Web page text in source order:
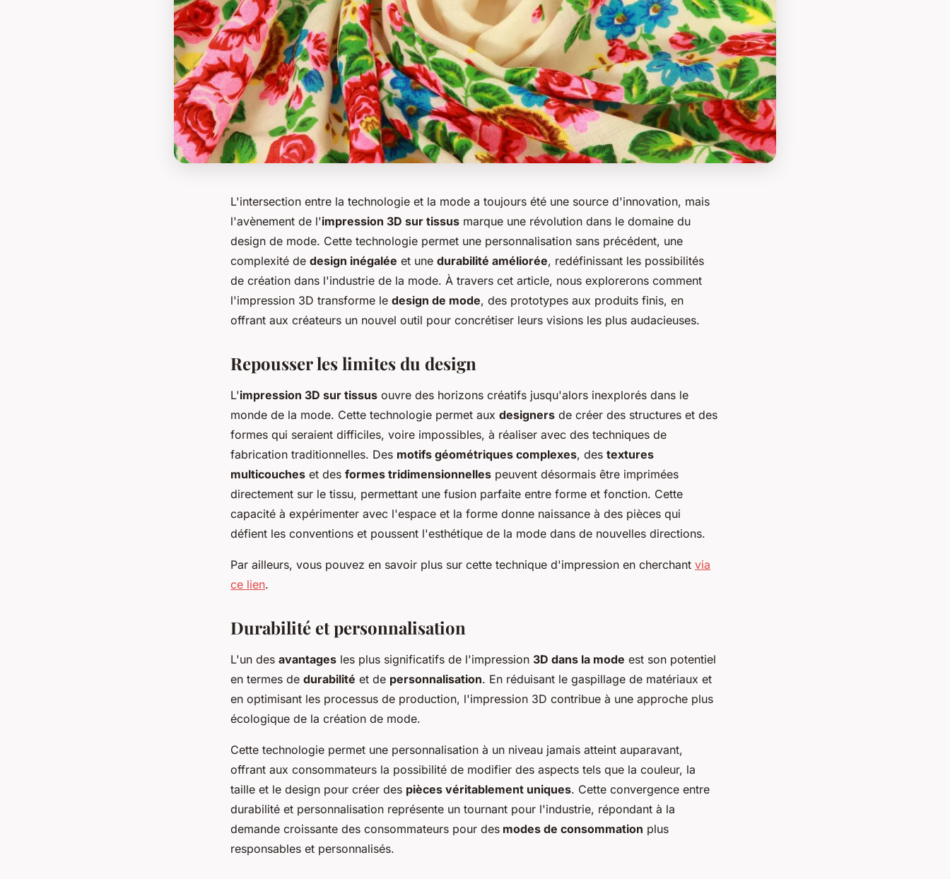
L'intersection entre la technologie et la mode a toujours été une source d'innovation, mais
l'avènement de l'impression 3D sur tissus marque une révolution dans le domaine du
design de mode. Cette technologie permet une personnalisation sans précédent, une
complexité de design inégalée et une durabilité améliorée, redéfinissant les possibilités
de création dans l'industrie de la mode. À travers cet article, nous explorerons comment
l'impression 3D transforme le design de mode, des prototypes aux produits finis, en
offrant aux créateurs un nouvel outil pour concrétiser leurs visions les plus audacieuses.
Repousser les limites du design
L'impression 3D sur tissus ouvre des horizons créatifs jusqu'alors inexplorés dans le
monde de la mode. Cette technologie permet aux designers de créer des structures et des
formes qui seraient difficiles, voire impossibles, à réaliser avec des techniques de
fabrication traditionnelles. Des motifs géométriques complexes, des textures
multicouches et des formes tridimensionnelles peuvent désormais être imprimées
directement sur le tissu, permettant une fusion parfaite entre forme et fonction. Cette
capacité à expérimenter avec l'espace et la forme donne naissance à des pièces qui
défient les conventions et poussent l'esthétique de la mode dans de nouvelles directions.
Par ailleurs, vous pouvez en savoir plus sur cette technique d'impression en cherchant via
ce lien.
Durabilité et personnalisation
L'un des avantages les plus significatifs de l'impression 3D dans la mode est son potentiel
en termes de durabilité et de personnalisation. En réduisant le gaspillage de matériaux et
en optimisant les processus de production, l'impression 3D contribue à une approche plus
écologique de la création de mode.
Cette technologie permet une personnalisation à un niveau jamais atteint auparavant,
offrant aux consommateurs la possibilité de modifier des aspects tels que la couleur, la
taille et le design pour créer des pièces véritablement uniques. Cette convergence entre
durabilité et personnalisation représente un tournant pour l'industrie, répondant à la
demande croissante des consommateurs pour des modes de consommation plus
responsables et personnalisés.